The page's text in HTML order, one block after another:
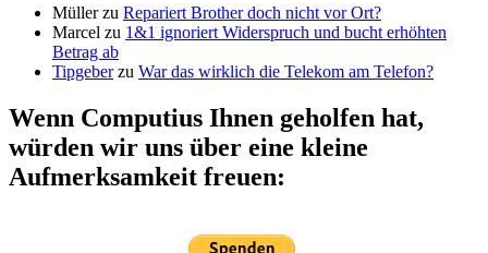
Müllerzu Repariert Brother doch nicht vor Ort?
Marcel zu 1&1 ignoriert Widerspruch und bucht erhöhten
Betrag ab
Tipgeberzu War das wirklich die Telekom am Telefon?
Wenn Computius Ihnen geholfen hat,
würden wir uns über eine kleine
Aufmerksamkeit freuen: